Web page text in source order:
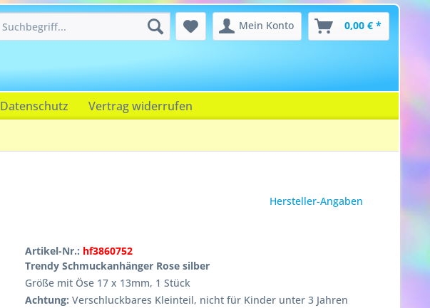
Mein Konto 0,00 € *
Datenschutz Vertrag widerrufen
Hersteller-Angaben
Artikel-Nr.: hf3860752
Trendy Schmuckanhänger Rose silber
Größe mit Öse 17 x 13mm, 1 Stück
Achtung: Verschluckbares Kleinteil, nicht für Kinder unter 3 Jahren